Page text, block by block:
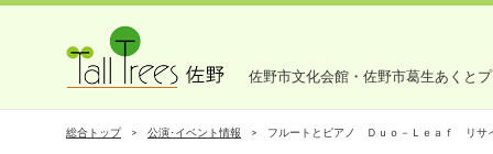
佐野市文化会館・佐野市葛生あくと
総合トップ 公演･イベント情報 フルートとピアノ Ｄｕｏ－Ｌｅａｆ リサ